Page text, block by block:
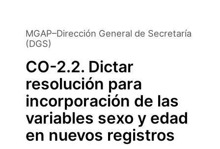
contenido
principal
MGAP–Dirección General de Secretaría
(DGS)
CO-2.2. Dictar
resolución para
incorporación de las
variables sexo y edad
en nuevos registros